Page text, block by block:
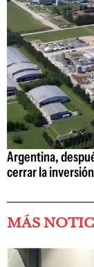
Argentina,
cerrar la
MÁS